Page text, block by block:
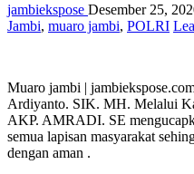
jambiekspose Desember 25,
Jambi, muaro jambi, POLRI
Muaro jambi |
Ardiyanto. SIK. MH. Melalui
AKP. AMRADI. SE
semua lapisan masyarakat
dengan aman .